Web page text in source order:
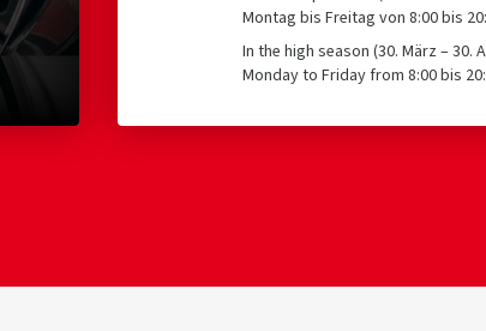
Montag bis Freitag von 8:00 bis
In the high season (30. März – 30.
Monday to Friday from 8:00 bis